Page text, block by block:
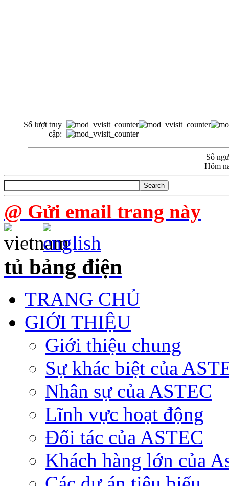
Số lượt truy
cập:
Số
Hôm
@ Gửi email trang này
tủ bảng điện
TRANG CHỦ
GIỚI THIỆU
Giới thiệu chung
Sự khác biệt của
Nhân sự của ASTEC
Lĩnh vực hoạt động
Đối tác của ASTEC
Khách hàng lớn của